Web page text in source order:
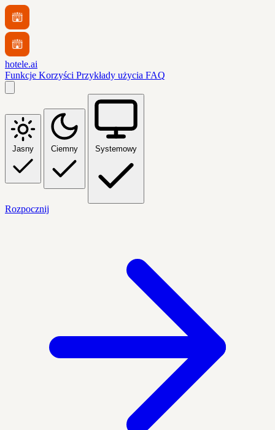
hotele.ai
Funkcje Korzyści Przykłady użycia FAQ
Jasny Ciemny Systemowy
Rozpocznij